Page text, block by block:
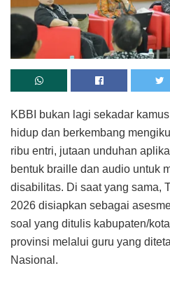
KBBI bukan lagi sekadar
hidup dan berkembang
ribu entri, jutaan unduhan
bentuk braille dan audio untuk
disabilitas. Di saat yang sama,
2026 disiapkan sebagai
soal yang ditulis kabupaten/
provinsi melalui guru yang
Nasional.